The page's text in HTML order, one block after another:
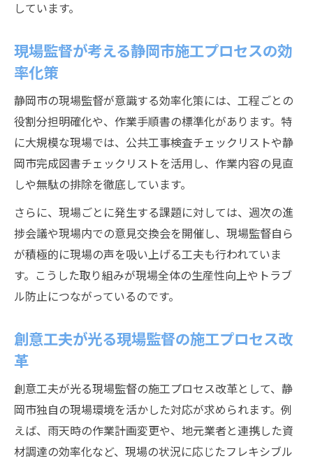
しています。
現場監督が考える静岡市施工プロセスの効
率化策
静岡市の現場監督が意識する効率化策には、工程ごとの
役割分担明確化や、作業手順書の標準化があります。特
に大規模な現場では、公共工事検査チェックリストや静
岡市完成図書チェックリストを活用し、作業内容の見直
しや無駄の排除を徹底しています。
さらに、現場ごとに発生する課題に対しては、週次の進
捗会議や現場内での意見交換会を開催し、現場監督自ら
が積極的に現場の声を吸い上げる工夫も行われていま
す。こうした取り組みが現場全体の生産性向上やトラブ
ル防止につながっているのです。
創意工夫が光る現場監督の施工プロセス改
革
創意工夫が光る現場監督の施工プロセス改革として、静
岡市独自の現場環境を活かした対応が求められます。例
えば、雨天時の作業計画変更や、地元業者と連携した資
材調達の効率化など、現場の状況に応じたフレキシブル